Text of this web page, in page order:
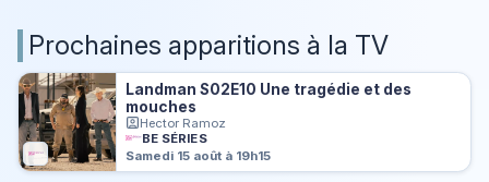
Prochaines apparitions à la TV
Landman S02E10 Une tragédie et des
mouches
Hector Ramoz
BE SÉRIES
Samedi 15 août à 19h15